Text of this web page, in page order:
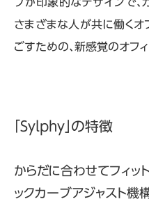
ブが印象的なデザインで、
さまざまな人が共に働く
ごすための、新感覚のオフ
「Sylphy」の特徴
からだに合わせてフィッ
ックカーブアジャスト機構